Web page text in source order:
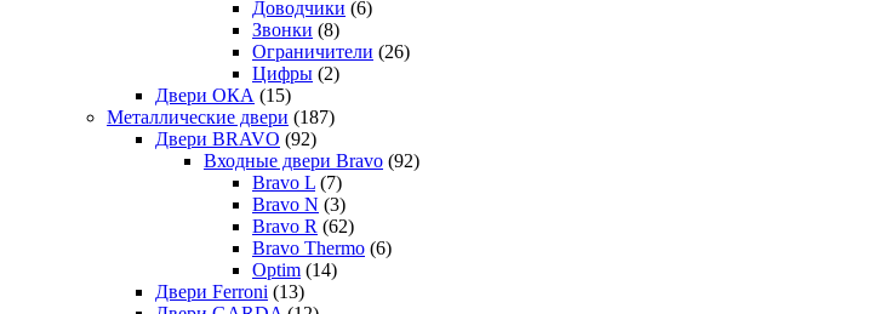
Доводчики (6)
Звонки (8)
Ограничители (26)
Цифры (2)
Двери ОКА (15)
Металлические двери (187)
Двери BRAVO (92)
Входные двери Bravo (92)
Bravo L (7)
Bravo N (3)
Bravo R (62)
Bravo Thermo (6)
Optim (14)
Двери Ferroni (13)